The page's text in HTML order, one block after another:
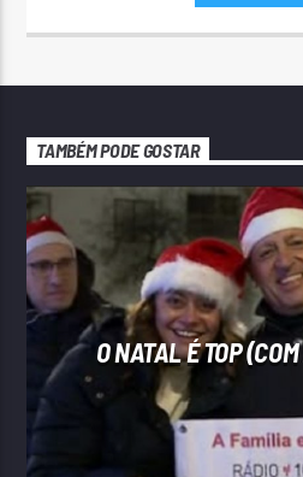
TAMBÉM PODE GOSTAR
O NATAL É TOP